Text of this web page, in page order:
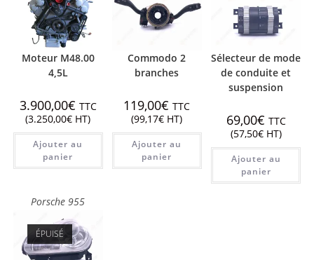
Moteur M48.00
4,5L
3.900,00€ TTC
(3.250,00€ HT)
Ajouter au
panier
Commodo 2
branches
119,00€ TTC
(99,17€ HT)
Ajouter au
panier
Sélecteur de mode
de conduite et
suspension
69,00€ TTC
(57,50€HT)
Ajouter au
panier
Porsche 955
ÉPUISÉ